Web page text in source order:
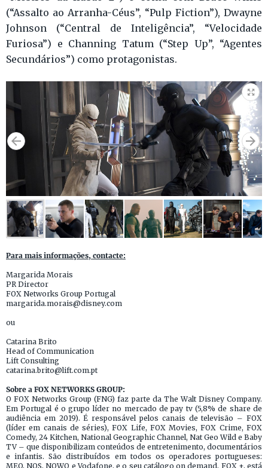
(“Assalto ao Arranha-Céus”, “Pulp Fiction”), Dwayne
Johnson (“Central de Inteligência”, “Velocidade
Furiosa”) e Channing Tatum (“Step Up”, “Agentes
Secundários”) como protagonistas.
Para mais informações, contacte:
Margarida Morais
PR Director
FOX Networks Group Portugal
margarida.morais@disney.com
ou
Catarina Brito
Head of Communication
Lift Consulting
catarina.brito@lift.com.pt
Sobre a FOX NETWORKS GROUP:
O FOX Networks Group (FNG) faz parte da The Walt Disney Company.
Em Portugal é o grupo líder no mercado de pay tv (5,8% de share de
audiência em 2019). É responsável pelos canais de televisão – FOX
(líder em canais de séries), FOX Life, FOX Movies, FOX Crime, FOX
Comedy, 24 Kitchen, National Geographic Channel, Nat Geo Wild e Baby
TV – que disponibilizam conteúdos de entretenimento, documentários
e infantis. São distribuídos em todos os operadores portugueses:
MEO, NOS, NOWO e Vodafone, e o seu catálogo on demand, FOX +, está